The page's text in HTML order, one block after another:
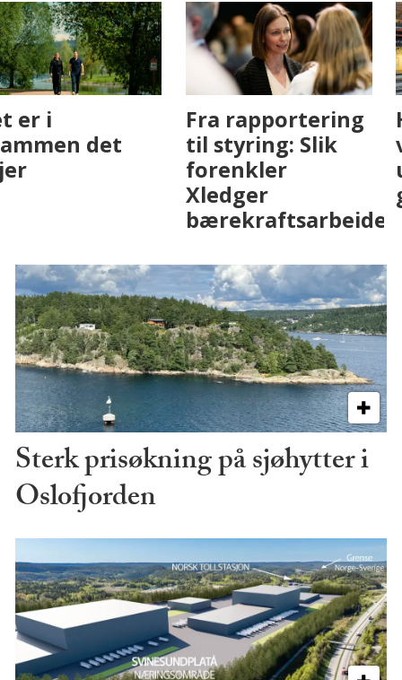
Fenistra endrer
eiendomsbransjen
med AI. Slik ser vi
Det er i
Drammen det
skjer
Sterk prisøkning på sjøhytter i
Oslofjorden